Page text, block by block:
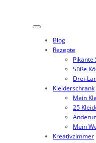
Blog
Rezepte
Pikante
Süße
Drei-
Kleiderschrank
Mein
25
Mein
Kreativzimmer